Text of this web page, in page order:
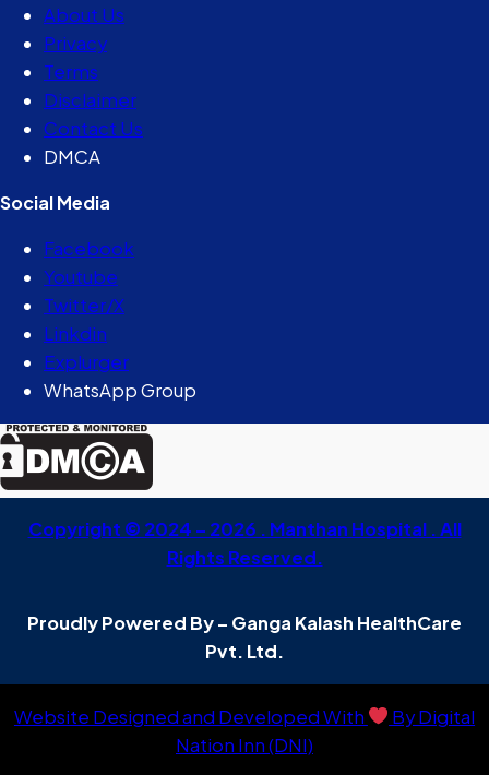
About Us
Privacy
Terms
Disclaimer
Contact Us
DMCA
Social Media
Facebook
Youtube
Twitter/X
Linkdin
Explurger
WhatsApp Group
Copyright © 2024 – 2026 . Manthan Hospital . All
Rights Reserved.
Proudly Powered By – Ganga Kalash HealthCare
Pvt. Ltd.
Website Designed and Developed With
By Digital
Nation Inn (DNI)